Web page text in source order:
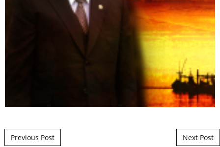
Post navigation
Previous Post Next Post